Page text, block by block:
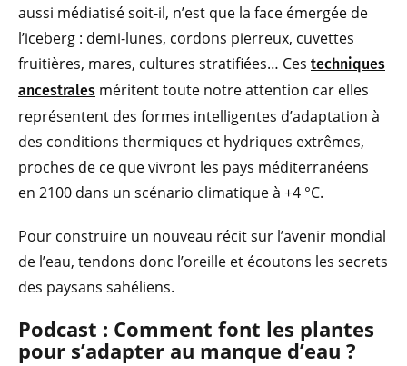
aussi médiatisé soit-il, n’est que la face émergée de
l’iceberg : demi-lunes, cordons pierreux, cuvettes
fruitières, mares, cultures stratifiées… Ces techniques
ancestrales méritent toute notre attention car elles
représentent des formes intelligentes d’adaptation à
des conditions thermiques et hydriques extrêmes,
proches de ce que vivront les pays méditerranéens
en 2100 dans un scénario climatique à +4 °C.
Pour construire un nouveau récit sur l’avenir mondial
de l’eau, tendons donc l’oreille et écoutons les secrets
des paysans sahéliens.
Podcast : Comment font les plantes
pour s’adapter au manque d’eau ?